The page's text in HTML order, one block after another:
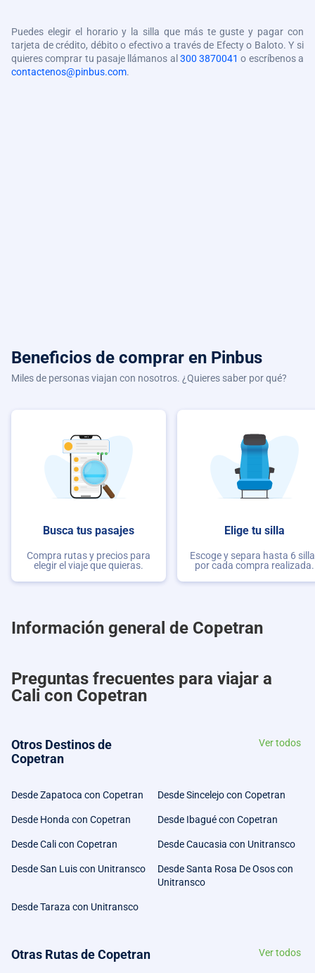
Puedes elegir el horario y la silla que más te guste y pagar con
tarjeta de crédito, débito o efectivo a través de Efecty o Baloto. Y si
quieres comprar tu pasaje llámanos al 300 3870041 o escríbenos a
contactenos@pinbus.com.
Beneficios de comprar en Pinbus
Miles de personas viajan con nosotros. ¿Quieres saber por qué?
Busca tus pasajes
Compra rutas y precios para
elegir el viaje que quieras.
Elige tu silla
Escoge y separa hasta 6
por cada compra realizada.
Información general de Copetran
Preguntas frecuentes para viajar a
Cali con Copetran
Otros Destinos de
Copetran
Ver todos
Desde Zapatoca con Copetran Desde Sincelejo con Copetran
Desde Honda con Copetran Desde Ibagué con Copetran
Desde Cali con Copetran Desde Caucasia con Unitransco
Desde San Luis con Unitransco
Desde Santa Rosa De Osos con
Unitransco
Desde Taraza con Unitransco
Otras Rutas de Copetran Ver todos